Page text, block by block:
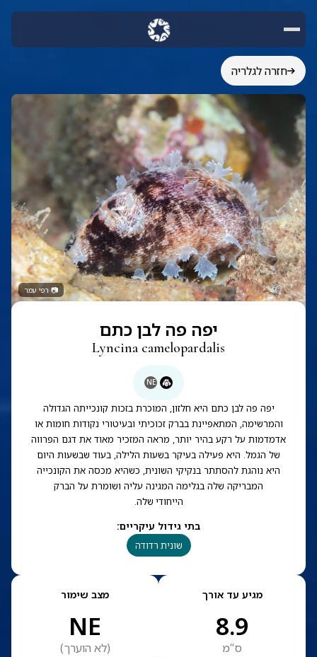
חזרה לגלריה
📷 רפי עמר
יפה פה לבן כתם
Lyncina camelopardalis
NE
יפה פה לבן כתם היא חלזון, המוכרת בזכות קונכייתה הגדולה
והמרשימה, המתאפיינת בברק זכוכיתי ובעיטורי נקודות חומות או
אדמדמות על רקע בהיר יותר, מראה המזכיר מאוד את דגם הפרווה
של הגמל. היא פעילה בעיקר בשעות הלילה, בעוד שבשעות היום
היא נוהגת להסתתר בנקיקי השונית, כשהיא מכסה את הקונכייה
המבריקה שלה בגלימה המגינה עליה ושומרת על הברק
הייחודי שלה.
בתי גידול עיקריים:
שונית רדודה
מגיע עד אורך
8.9
ס”מ
מצב שימור
NE
(לא הוערך)